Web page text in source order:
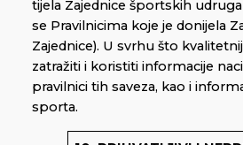
tijela Zajednice športskih
se Pravilnicima koje je donijela
Zajednice). U svrhu što
zatražiti i koristiti informacije
pravilnici tih saveza, kao i
sporta.